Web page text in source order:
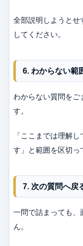
全部説明しようとせ
してください。
6. わからない範
わからない質問をご
す。
「ここまでは理解
す」と範囲を区切っ
7. 次の質問へ戻
一問で詰まっても、
ん。